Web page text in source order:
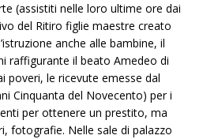
(assistiti nelle loro ultime ore dai
del Ritiro figlie maestre creato
anche alle bambine, il
raffigurante il beato Amedeo di
poveri, le ricevute emesse dal
Cinquanta del Novecento) per i
per ottenere un prestito, ma
fotografie. Nelle sale di palazzo